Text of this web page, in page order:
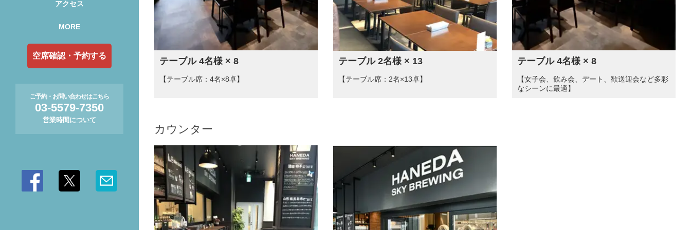
アクセス
MORE
空席確認・予約する
ご予約・お問い合わせはこちら
03-5579-7350
営業時間について
テーブル 4名様 × 8
【テーブル席：4名×8卓】
テーブル 2名様 × 13
【テーブル席：2名×13卓】
テーブル 4名様 × 8
【女子会、飲み会、デート、歓送迎会など多彩
なシーンに最適】
カウンター